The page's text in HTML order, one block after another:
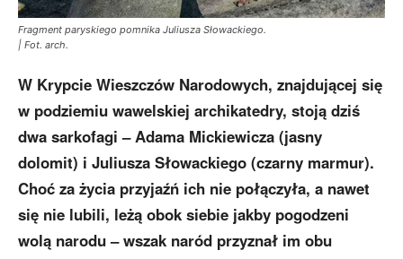
Fragment paryskiego pomnika Juliusza Słowackiego.
| Fot. arch.
W Krypcie Wieszczów Narodowych, znajdującej się
w podziemiu wawelskiej archikatedry, stoją dziś
dwa sarkofagi – Adama Mickiewicza (jasny
dolomit) i Juliusza Słowackiego (czarny marmur).
Choć za życia przyjaźń ich nie połączyła, a nawet
się nie lubili, leżą obok siebie jakby pogodzeni
wolą narodu – wszak naród przyznał im obu